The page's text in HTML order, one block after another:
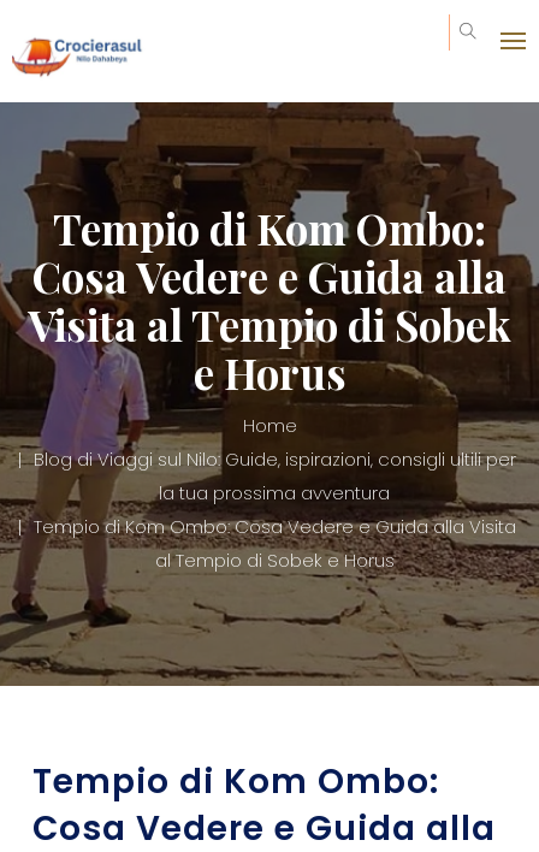
Tempio di Kom Ombo:
Cosa Vedere e Guida alla
Visita al Tempio di Sobek
e Horus
Home
Blog di Viaggi sul Nilo: Guide, ispirazioni, consigli ultili per
la tua prossima avventura
Tempio di Kom Ombo: Cosa Vedere e Guida alla Visita
al Tempio di Sobek e Horus
Tempio di Kom Ombo:
Cosa Vedere e Guida alla